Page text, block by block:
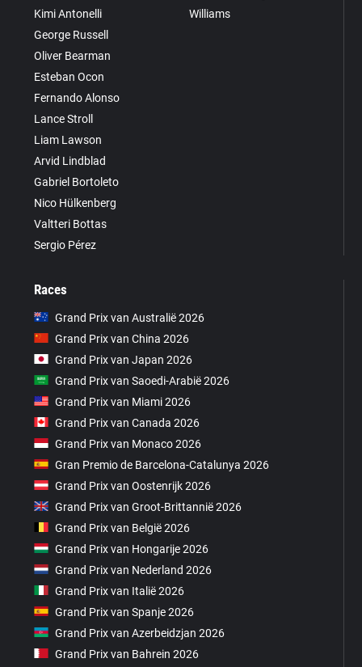
Kimi Antonelli
George Russell
Oliver Bearman
Esteban Ocon
Fernando Alonso
Lance Stroll
Liam Lawson
Arvid Lindblad
Gabriel Bortoleto
Nico Hülkenberg
Valtteri Bottas
Sergio Pérez
Williams
Races
Grand Prix van Australië 2026
Grand Prix van China 2026
Grand Prix van Japan 2026
Grand Prix van Saoedi-Arabië 2026
Grand Prix van Miami 2026
Grand Prix van Canada 2026
Grand Prix van Monaco 2026
Gran Premio de Barcelona-Catalunya 2026
Grand Prix van Oostenrijk 2026
Grand Prix van Groot-Brittannië 2026
Grand Prix van België 2026
Grand Prix van Hongarije 2026
Grand Prix van Nederland 2026
Grand Prix van Italië 2026
Grand Prix van Spanje 2026
Grand Prix van Azerbeidzjan 2026
Grand Prix van Bahrein 2026